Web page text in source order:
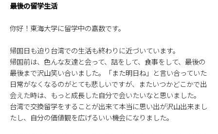
最後の留学生活
你好！東海大学に留学中の嘉数です。
帰国日も迫り台湾での生活も終わりに近づいています。
帰国前は、色んな友達と会って、話をして、食事をして、最後の
最後まで沢山笑い合いました。「また明日ね」と言い合っていた
日常がなくなるのがとても悲しいですが、またいつかどこかで出
会えた時は、もっと成長した自分で会いたいなと思いました。
台湾で交換留学をすることが出来て本当に思い出が沢山出来まし
たし、自分の価値観を広げるいい機会になりました。